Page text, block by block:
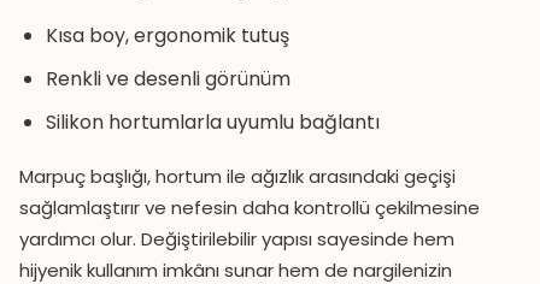
Kısa boy, ergonomik tutuş
Renkli ve desenli görünüm
Silikon hortumlarla uyumlu bağlantı
Marpuç başlığı, hortum ile ağızlık arasındaki geçişi
sağlamlaştırır ve nefesin daha kontrollü çekilmesine
yardımcı olur. Değiştirilebilir yapısı sayesinde hem
hijyenik kullanım imkânı sunar hem de nargilenizin